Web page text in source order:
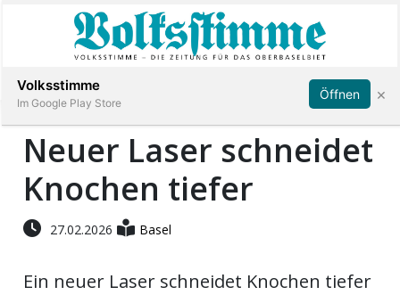
Immobilien
Veranstaltungen
Stellen
Abonnieren Anmelden
Neuer Laser schneidet
Knochen tiefer
27.02.2026 Basel
Ein neuer Laser schneidet Knochen tiefer
Volksstimme
Im Google Play Store
Öffnen ×